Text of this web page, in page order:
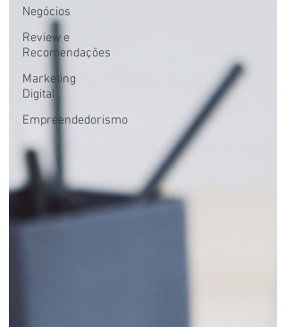
Negócios
Review e
Recomendações
Marketing
Digital
Empreendedorismo